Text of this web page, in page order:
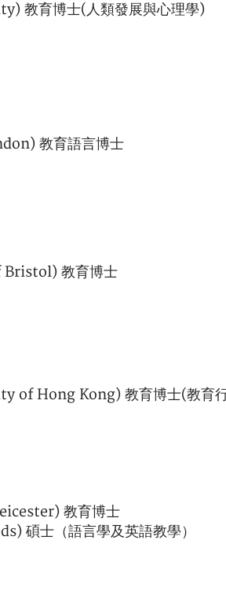
教育博士(人類發展與心理學)
教育語言博士
教育博士
of Hong Kong) 教育博士(教育
教育博士
碩士（語言學及英語教學）